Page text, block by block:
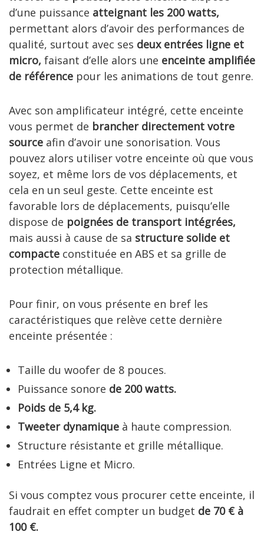
d’une puissance atteignant les 200 watts,
permettant alors d’avoir des performances de
qualité, surtout avec ses deux entrées ligne et
micro, faisant d’elle alors une enceinte amplifiée
de référence pour les animations de tout genre.
Avec son amplificateur intégré, cette enceinte
vous permet de brancher directement votre
source afin d’avoir une sonorisation. Vous
pouvez alors utiliser votre enceinte où que vous
soyez, et même lors de vos déplacements, et
cela en un seul geste. Cette enceinte est
favorable lors de déplacements, puisqu’elle
dispose de poignées de transport intégrées,
mais aussi à cause de sa structure solide et
compacte constituée en ABS et sa grille de
protection métallique.
Pour finir, on vous présente en bref les
caractéristiques que relève cette dernière
enceinte présentée :
Taille du woofer de 8 pouces.
Puissance sonore de 200 watts.
Poids de 5,4 kg.
Tweeter dynamique à haute compression.
Structure résistante et grille métallique.
Entrées Ligne et Micro.
Si vous comptez vous procurer cette enceinte, il
faudrait en effet compter un budget de 70 € à
100 €.